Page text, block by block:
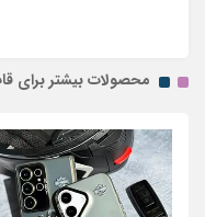
محصولات بیشتر برای